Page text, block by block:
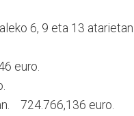
6, 9 eta 13
euro.
724.766,136 euro.